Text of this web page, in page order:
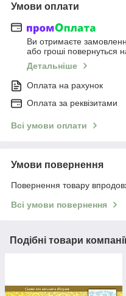
Умови оплати
Ви отримаєте
або гроші повернуться
Детальніше
Оплата на рахунок
Оплата за реквізитами
Всі умови оплати
Умови повернення
Повернення товару
Всі умови повернення
Подібні товари